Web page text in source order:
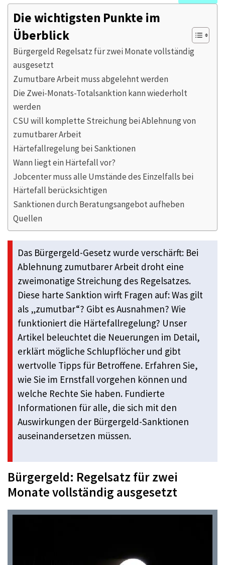
Die wichtigsten Punkte im
Überblick
Bürgergeld Regelsatz für zwei Monate vollständig
ausgesetzt
Zumutbare Arbeit muss abgelehnt werden
Die Zwei-Monats-Totalsanktion kann wiederholt
werden
CSU will komplette Streichung bei Ablehnung von
zumutbarer Arbeit
Härtefallregelung bei Sanktionen
Wann liegt ein Härtefall vor?
Jobcenter muss alle Umstände des Einzelfalls bei
Härtefall berücksichtigen
Sanktionen durch Beratungsangebot aufheben
Quellen
Das Bürgergeld-Gesetz wurde verschärft: Bei
Ablehnung zumutbarer Arbeit droht eine
zweimonatige Streichung des Regelsatzes.
Diese harte Sanktion wirft Fragen auf: Was gilt
als „zumutbar“? Gibt es Ausnahmen? Wie
funktioniert die Härtefallregelung? Unser
Artikel beleuchtet die Neuerungen im Detail,
erklärt mögliche Schlupflöcher und gibt
wertvolle Tipps für Betroffene. Erfahren Sie,
wie Sie im Ernstfall vorgehen können und
welche Rechte Sie haben. Fundierte
Informationen für alle, die sich mit den
Auswirkungen der Bürgergeld-Sanktionen
auseinandersetzen müssen.
Bürgergeld: Regelsatz für zwei
Monate vollständig ausgesetzt